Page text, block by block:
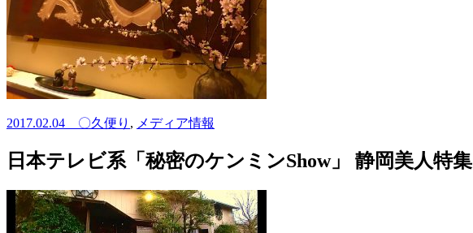
2017.02.04 〇久便り , メディア情報
日本テレビ系「秘密のケンミンShow」 静岡美人特集